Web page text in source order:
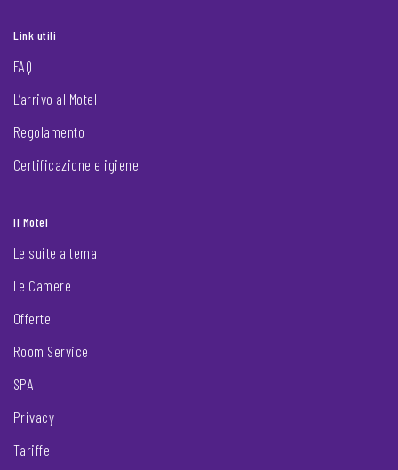
Link utili
FAQ
L’arrivo al Motel
Regolamento
Certificazione e igiene
Il Motel
Le suite a tema
Le Camere
Offerte
Room Service
SPA
Privacy
Tariffe